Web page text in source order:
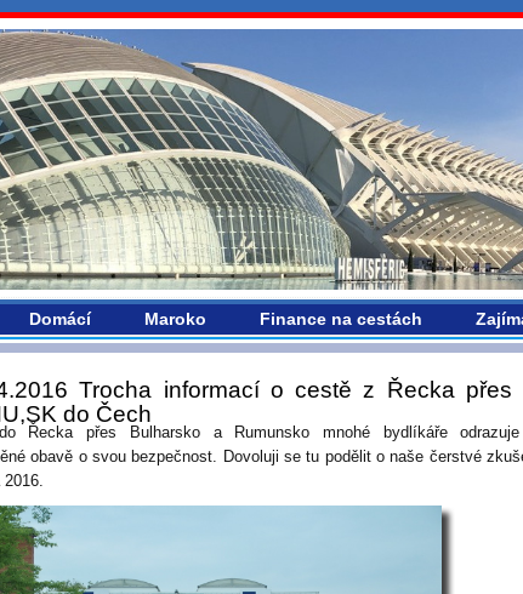
Domácí Maroko Finance na cestách
Trocha informací o cestě z Řecka přes
do Čech
Řecka přes Bulharsko a Rumunsko mnohé bydlíkáře
obavě o svou bezpečnost. Dovoluji se tu podělit o naše čerstvé
2016.